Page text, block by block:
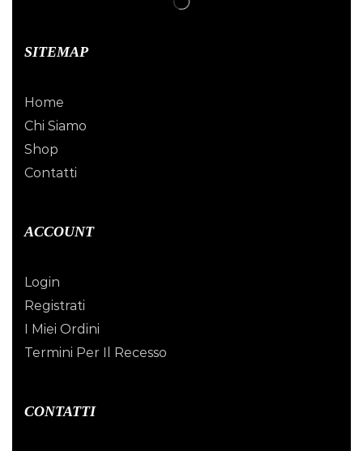
SITEMAP
Home
Chi Siamo
Shop
Contatti
ACCOUNT
Login
Registrati
I Miei Ordini
Termini Per Il Recesso
CONTATTI